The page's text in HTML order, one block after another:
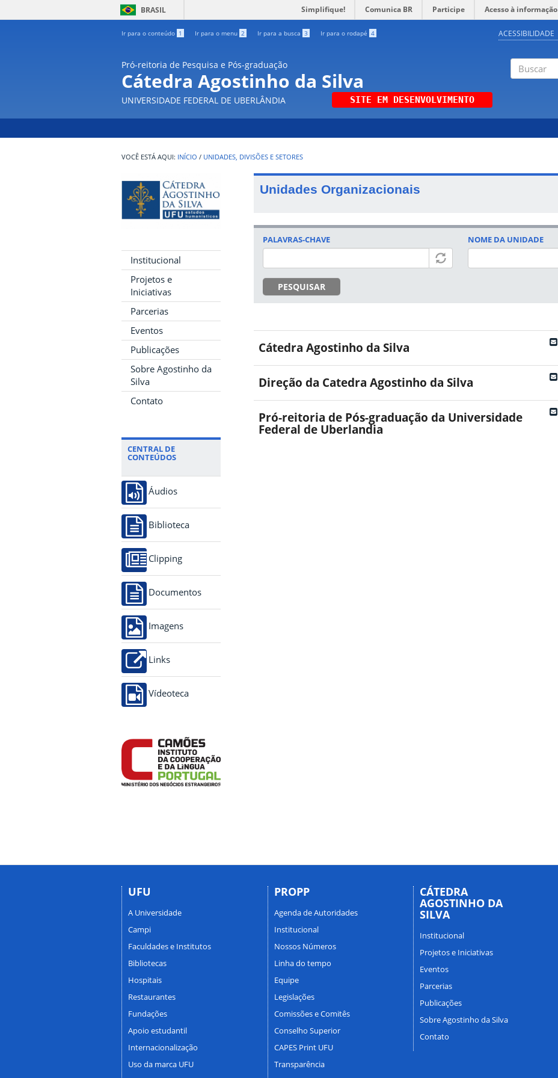
BRASIL Simplifique! Comunica BR Participe Acesso à informação
Ir para o conteúdo 1 Ir para o menu 2 Ir para a busca 3 Ir para o rodapé 4 ACESSIBILIDADE
Pró-reitoria de Pesquisa e Pós-graduação
Cátedra Agostinho da Silva
UNIVERSIDADE FEDERAL DE UBERLÂNDIA SITE EM DESENVOLVIMENTO
INÍCIO / UNIDADES, DIVISÕES E SETORES
Institucional
Projetos e
Iniciativas
Parcerias
Eventos
Publicações
Sobre Agostinho da
Silva
Contato
CENTRAL DE
CONTEÚDOS
Áudios
Biblioteca
Clipping
Documentos
Imagens
Links
Vídeoteca
Unidades Organizacionais
PALAVRAS-CHAVE
PESQUISAR
NOME DA UNIDADE
Cátedra Agostinho da Silva
Direção da Catedra Agostinho da Silva
Pró-reitoria de Pós-graduação da Universidade
Federal de Uberlandia
UFU
A Universidade
Campi
Faculdades e Institutos
Bibliotecas
Hospitais
Restaurantes
Fundações
Apoio estudantil
Internacionalização
Uso da marca UFU
PROPP
Agenda de Autoridades
Institucional
Nossos Números
Linha do tempo
Equipe
Legislações
Comissões e Comitês
Conselho Superior
CAPES Print UFU
Transparência
CÁTEDRA
AGOSTINHO DA
SILVA
Institucional
Projetos e Iniciativas
Eventos
Parcerias
Publicações
Sobre Agostinho da Silva
Contato